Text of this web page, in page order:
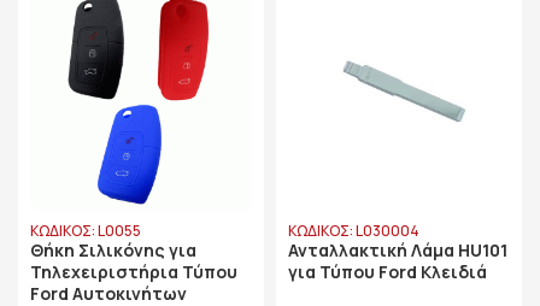
ΚΩΔΙΚΟΣ: L0055
Θήκη Σιλικόνης για
Τηλεχειριστήρια Τύπου
Ford Αυτοκινήτων
ΚΩΔΙΚΟΣ: L030004
Ανταλλακτική Λάμα HU101
για Τύπου Ford Κλειδιά